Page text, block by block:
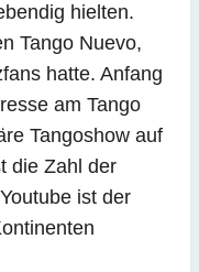
hielten.
Tango Nuevo,
hatte. Anfang
am Tango
Tangoshow auf
die Zahl der
ist der